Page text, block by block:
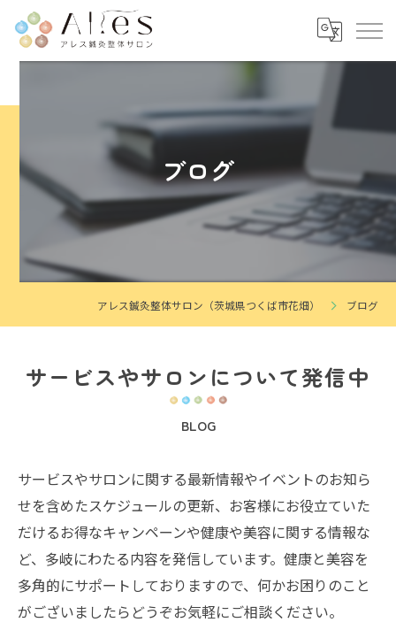
ブログ
アレス鍼灸整体サロン（茨城県つくば市花畑） ブログ
サービスやサロンについて発信中
BLOG
サービスやサロンに関する最新情報やイベントのお知ら
せを含めたスケジュールの更新、お客様にお役立ていた
だけるお得なキャンペーンや健康や美容に関する情報な
ど、多岐にわたる内容を発信しています。健康と美容を
多角的にサポートしておりますので、何かお困りのこと
がございましたらどうぞお気軽にご相談ください。